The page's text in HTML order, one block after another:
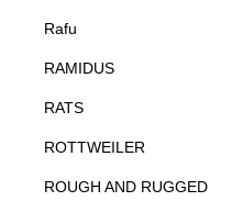
Rafu
RAMIDUS
RATS
ROTTWEILER
ROUGH AND RUGGED